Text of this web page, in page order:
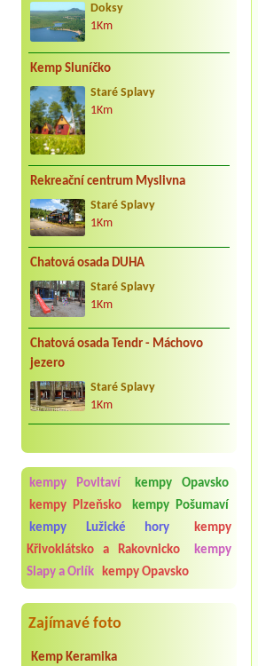
Doksy
1Km
Kemp Sluníčko
Staré Splavy
1Km
Rekreační centrum Myslivna
Staré Splavy
1Km
Chatová osada DUHA
Staré Splavy
1Km
Chatová osada Tendr - Máchovo
jezero
Staré Splavy
1Km
kempy Povltaví
kempy Opavsko
kempy Plzeňsko
kempy Pošumaví
kempy Lužické hory
kempy
Křivoklátsko a Rakovnicko
kempy
Slapy a Orlík kempy Opavsko
Zajímavé foto
Kemp Keramika